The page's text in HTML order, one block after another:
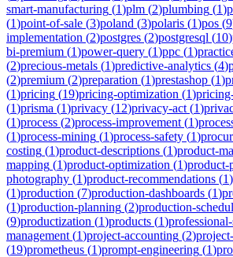
smart-manufacturing (1)plm (2)plumbing (1)
(1)point-of-sale (3)poland (3)polaris (1)pos (9
implementation (2)postgres (2)postgresql (10)
bi-premium (1)power-query (1)ppc (1)
(2)precious-metals (1)predictive-analytics (4)
(2)premium (2)preparation (1)prestashop (1)
(1)pricing (19)pricing-optimization (1)
(1)prisma (1)privacy (12)privacy-act (1)
(1)process (2)process-improvement (1)
(1)process-mining (1)process-safety (1)
costing (1)product-descriptions (1)product-
mapping (1)product-optimization (1)product-
photography (1)product-recommendations (1)
(1)production (7)production-dashboards (1)
(1)production-planning (2)production-
(9)productization (1)products (1)
management (1)project-accounting (2)
(19)prometheus (1)prompt-engineering (1)